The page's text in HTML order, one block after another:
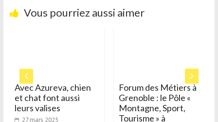
Vous pourriez aussi aimer
Azureva, chien
chat font aussi
valises
27 mars 2025
Forum des Métiers à
Grenoble : le Pôle «
Montagne, Sport,
Tourisme » à